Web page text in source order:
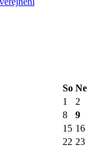
So Ne
1
2
8
9
15 16
22 23